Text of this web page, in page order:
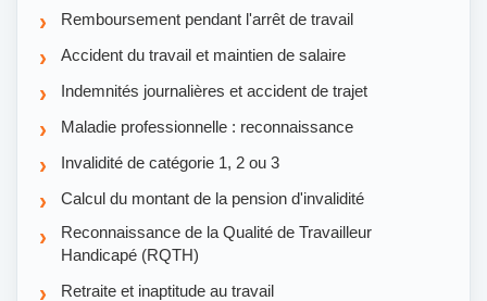
Remboursement pendant l'arrêt de travail
Accident du travail et maintien de salaire
Indemnités journalières et accident de trajet
Maladie professionnelle : reconnaissance
Invalidité de catégorie 1, 2 ou 3
Calcul du montant de la pension d'invalidité
Reconnaissance de la Qualité de Travailleur
Handicapé (RQTH)
Retraite et inaptitude au travail